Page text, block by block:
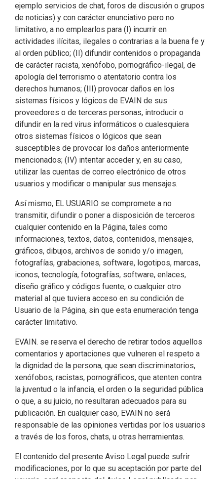
ejemplo servicios de chat, foros de discusión o grupos
de noticias) y con carácter enunciativo pero no
limitativo, a no emplearlos para (I) incurrir en
actividades ilícitas, ilegales o contrarias a la buena fe y
al orden público; (II) difundir contenidos o propaganda
de carácter racista, xenófobo, pornográfico-ilegal, de
apología del terrorismo o atentatorio contra los
derechos humanos; (III) provocar daños en los
sistemas físicos y lógicos de EVAIN de sus
proveedores o de terceras personas, introducir o
difundir en la red virus informáticos o cualesquiera
otros sistemas físicos o lógicos que sean
susceptibles de provocar los daños anteriormente
mencionados; (IV) intentar acceder y, en su caso,
utilizar las cuentas de correo electrónico de otros
usuarios y modificar o manipular sus mensajes.
Así mismo, EL USUARIO se compromete a no
transmitir, difundir o poner a disposición de terceros
cualquier contenido en la Página, tales como
informaciones, textos, datos, contenidos, mensajes,
gráficos, dibujos, archivos de sonido y/o imagen,
fotografías, grabaciones, software, logotipos, marcas,
iconos, tecnología, fotografías, software, enlaces,
diseño gráfico y códigos fuente, o cualquier otro
material al que tuviera acceso en su condición de
Usuario de la Página, sin que esta enumeración tenga
carácter limitativo.
EVAIN. se reserva el derecho de retirar todos aquellos
comentarios y aportaciones que vulneren el respeto a
la dignidad de la persona, que sean discriminatorios,
xenófobos, racistas, pornográficos, que atenten contra
la juventud o la infancia, el orden o la seguridad pública
o que, a su juicio, no resultaran adecuados para su
publicación. En cualquier caso, EVAIN no será
responsable de las opiniones vertidas por los usuarios
a través de los foros, chats, u otras herramientas.
El contenido del presente Aviso Legal puede sufrir
modificaciones, por lo que su aceptación por parte del